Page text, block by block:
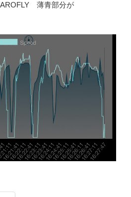
AROFLY 薄青部分が